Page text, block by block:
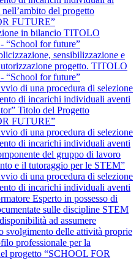
del progetto
FUTURE”
in bilancio TITOLO
“School for future”
sensibilizzazione e
progetto. TITOLO
“School for future”
di una procedura di selezione
di incarichi individuali aventi
Titolo del Progetto
FUTURE”
di una procedura di selezione
di incarichi individuali aventi
del gruppo di lavoro
e il tutoraggio per le STEM”
di una procedura di selezione
di incarichi individuali aventi
Esperto in possesso di
sulle discipline STEM
ad assumere
svolgimento delle attività proprie
professionale per la
progetto “SCHOOL FOR